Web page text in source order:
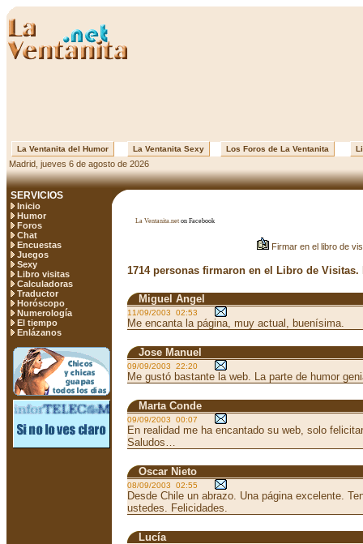
La Ventanita del Humor La Ventanita Sexy Los Foros de La Ventanita
Madrid, jueves 6 de agosto de 2026
SERVICIOS
Inicio
Humor
Foros
Chat
Encuestas
Juegos
Sexy
Libro visitas
Calculadoras
Traductor
Horóscopo
Numerología
El tiempo
Enlázanos
La Ventanita.net on Facebook
Firmar en el libro de
1714 personas firmaron en el Libro de Visitas.
Miguel Angel
11/09/2003 02:53
Me encanta la página, muy actual, buenísima.
Jose Manuel
09/09/2003 22:20
Me gustó bastante la web. La parte de humor
Marta Conde
09/09/2003 00:07
En realidad me ha encantado su web, solo
Saludos…
Oscar Nieto
08/09/2003 02:55
Desde Chile un abrazo. Una página excelente.
ustedes. Felicidades.
Lucía